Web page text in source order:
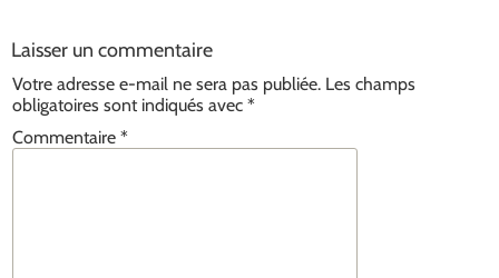
Laisser un commentaire
Votre adresse e-mail ne sera pas publiée. Les champs
obligatoires sont indiqués avec *
Commentaire *